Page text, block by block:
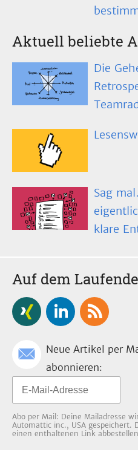
Aktuell beliebte
Die
Sag
klare
Auf dem
Neue Artikel per
abonnieren:
Abo per Mail: Deine Mailadresse
Automattic inc., USA gespeichert.
einen enthaltenen Link